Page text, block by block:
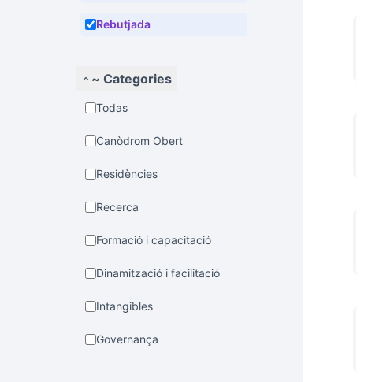
Rebutjada
~ Categories
Todas
Canòdrom Obert
Residències
Recerca
Formació i capacitació
Dinamització i facilitació
Intangibles
Governança